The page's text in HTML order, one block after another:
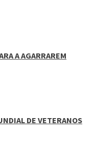
A AGARRAREM
DE VETERANOS